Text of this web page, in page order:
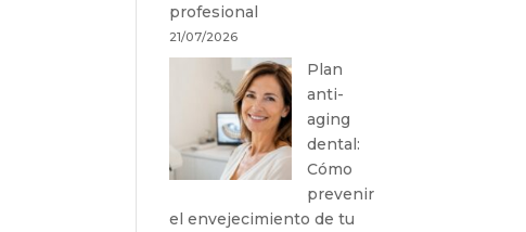
profesional
21/07/2026
Plan
anti-
aging
dental:
Cómo
prevenir
el envejecimiento de tu